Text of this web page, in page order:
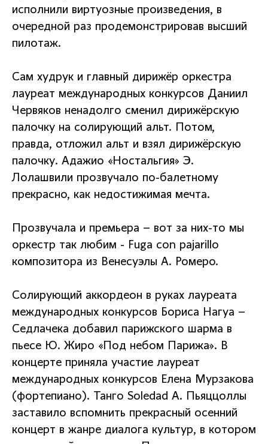
исполнили виртуозные произведения, в
очередной раз продемонстрировав высший
пилотаж.
Сам худрук и главный дирижёр оркестра
лауреат международных конкурсов Даниил
Червяков ненадолго сменил дирижёрскую
палочку на солирующий альт. Потом,
правда, отложил альт и взял дирижёрскую
палочку. Адажио «Ностальгия» Э.
Лолашвили прозвучало по-балетному
прекрасно, как недостижимая мечта.
Прозвучала и премьера – вот за них-то мы
оркестр так любим - Fuga con pajarillo
композитора из Венесуэлы А. Ромеро.
Солирующий аккордеон в руках лауреата
международных конкурсов Бориса Нагуа –
Седлачека добавил парижского шарма в
пьесе Ю. Жиро «Под небом Парижа». В
концерте приняла участие лауреат
международных конкурсов Елена Мурзакова
(фортепиано). Танго Soledad А. Пьяццоллы
заставило вспомнить прекрасный осенний
концерт в жанре диалога культур, в котором